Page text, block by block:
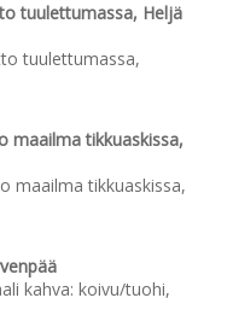
tuulettumassa, Heljä
tuulettumassa,
maailma tikkuaskissa,
maailma tikkuaskissa,
kahva: koivu/tuohi,